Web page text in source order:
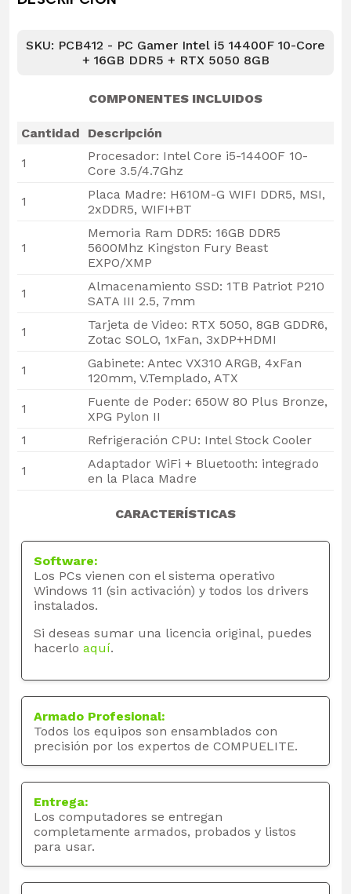
SKU: PCB412 - PC Gamer Intel i5 14400F 10-Core
+ 16GB DDR5 + RTX 5050 8GB
COMPONENTES INCLUIDOS
Cantidad
Descripción
1
Procesador: Intel Core i5-14400F 10-
Core 3.5/4.7Ghz
1
Placa Madre: H610M-G WIFI DDR5, MSI,
2xDDR5, WIFI+BT
1
Memoria Ram DDR5: 16GB DDR5
5600Mhz Kingston Fury Beast
EXPO/XMP
1
Almacenamiento SSD: 1TB Patriot P210
SATA III 2.5, 7mm
1
Tarjeta de Video: RTX 5050, 8GB GDDR6,
Zotac SOLO, 1xFan, 3xDP+HDMI
1
Gabinete: Antec VX310 ARGB, 4xFan
120mm, V.Templado, ATX
1
Fuente de Poder: 650W 80 Plus Bronze,
XPG Pylon II
1
Refrigeración CPU: Intel Stock Cooler
1
Adaptador WiFi + Bluetooth: integrado
en la Placa Madre
CARACTERÍSTICAS
Software:
Los PCs vienen con el sistema operativo
Windows 11 (sin activación) y todos los drivers
instalados.
Si deseas sumar una licencia original, puedes
hacerlo aquí.
Armado Profesional:
Todos los equipos son ensamblados con
precisión por los expertos de COMPUELITE.
Entrega:
Los computadores se entregan
completamente armados, probados y listos
para usar.